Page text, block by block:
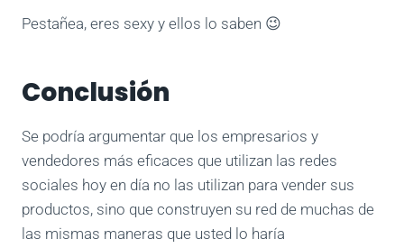
Pestañea, eres sexy y ellos lo saben 😉
Conclusión
Se podría argumentar que los empresarios y
vendedores más eficaces que utilizan las redes
sociales hoy en día no las utilizan para vender sus
productos, sino que construyen su red de muchas de
las mismas maneras que usted lo haría